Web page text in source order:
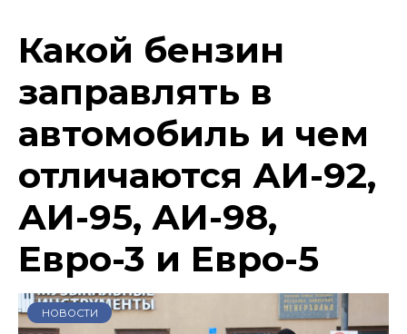
Какой бензин
заправлять в
автомобиль и чем
отличаются АИ-92,
АИ-95, АИ-98,
Евро-3 и Евро-5
НОВОСТИ